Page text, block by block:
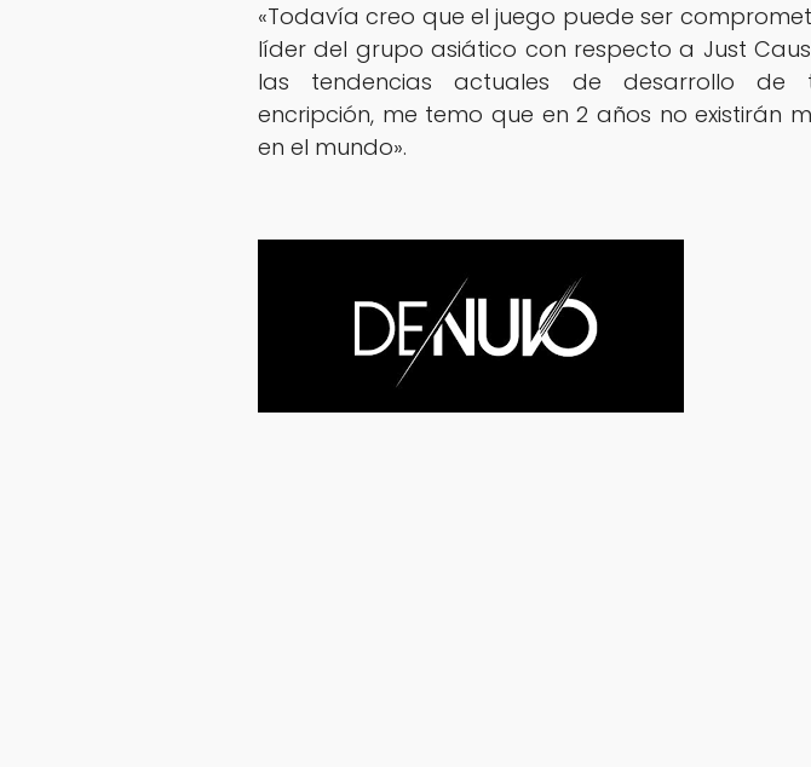
«Todavía creo que el juego puede ser
líder del grupo asiático con respecto a Just
las tendencias actuales de desarrollo de
encripción, me temo que en 2 años no existirán
en el mundo».